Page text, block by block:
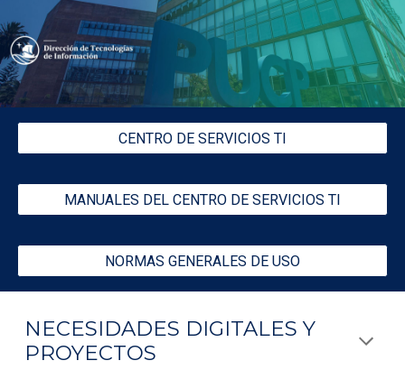
Skip to main content Skip to navigation
CENTRO DE SERVICIOS TI
MANUALES DEL CENTRO DE SERVICIOS TI
NORMAS GENERALES DE USO
NECESIDADES DIGITALES Y
PROYECTOS